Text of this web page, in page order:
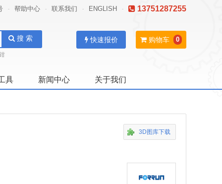
- 帮助中心 - 联系我们 - ENGLISH - 13751287255
搜 索 购物车 0
快速报价
具 新闻中心 关于我们
3D图库下载